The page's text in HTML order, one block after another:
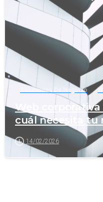
Soluciones De Negocio
Web
cuál necesita tu
14/02/2026